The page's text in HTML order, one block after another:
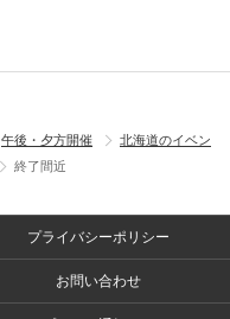
午後・夕方開催
北海道のイベン
終了間近
プライバシーポリシー
お問い合わせ